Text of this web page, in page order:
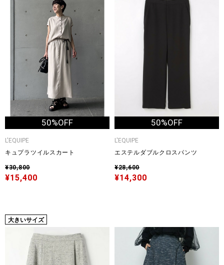
50%OFF
L'EQUIPE
キュプラツイルスカート
¥30,800
¥15,400
50%OFF
L'EQUIPE
エステルダブルクロスパンツ
¥28,600
¥14,300
大きいサイズ